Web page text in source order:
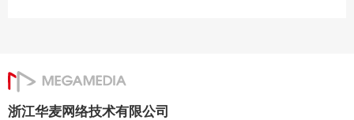
浙江华麦网络技术有限公司